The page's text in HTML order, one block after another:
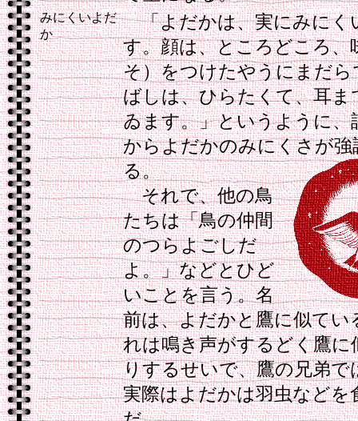
みにくいよだ
か
「よだかは、実にみにく
す。顔は、ところどころ、
そ）をつけたやうにまだら
ばしは、ひらたくて、耳ま
ゐます。」というように、
からよだかのみにくさが強
る。
それで、他の鳥
たちは「鳥の仲間
のつらよごしだ
よ。」などとひど
いことを言う。名
前は、よだかと鷹に似てい
れは鳴き声がするどく鷹に
りするせいで、鷹の兄弟で
実際はよだかは羽虫などを